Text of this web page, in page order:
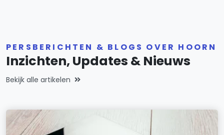
PERSBERICHTEN & BLOGS OVER HOORN
Inzichten, Updates & Nieuws
Bekijk alle artikelen